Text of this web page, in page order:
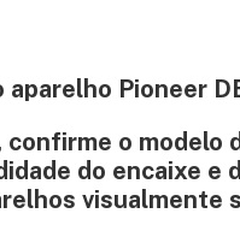
aparelho Pioneer
o modelo
do encaixe e